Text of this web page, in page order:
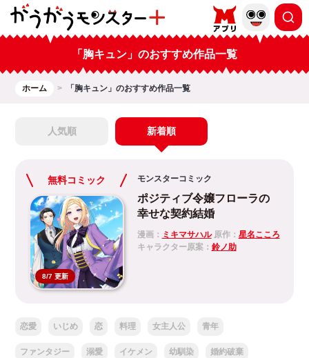
「胸キュン」のおすすめ作品一覧
ホーム 「胸キュン」のおすすめ作品一覧
人気順 新着順
無料コミック
8/7 更新
モンスターコミック
ポジティブ令嬢フローラの
幸せな契約結婚
漫画： ミキマサハル原作： 星名こころ
キャラクター原案： 鈴ノ助
恋愛 いじめ 恋 料理 女主人公 青年
ファンタジー 溺愛 イケメン 幼馴染 婚約破棄